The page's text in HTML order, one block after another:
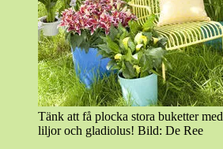
Tänk att få plocka stora buketter med
liljor och gladiolus! Bild: De Ree